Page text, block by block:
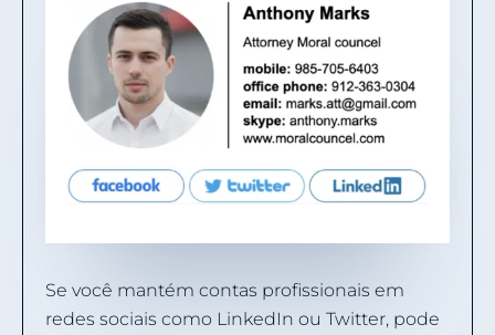
Se você mantém contas profissionais em
redes sociais como LinkedIn ou Twitter, pode